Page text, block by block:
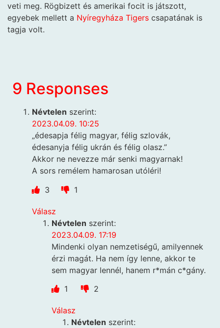
veti meg. Rögbizett és amerikai focit is játszott,
egyebek mellett a Nyíregyháza Tigers csapatának is
tagja volt.
9 Responses
Névtelen szerint:
2023.04.09. 10:25
„édesapja félig magyar, félig szlovák,
édesanyja félig ukrán és félig olasz.”
Akkor ne nevezze már senki magyarnak!
A sors remélem hamarosan utóléri!
3
1
Válasz
Névtelen szerint:
2023.04.09. 17:19
Mindenki olyan nemzetiségű, amilyennek
érzi magát. Ha nem így lenne, akkor te
sem magyar lennél, hanem r*mán c*gány.
1
2
Válasz
Névtelen szerint: